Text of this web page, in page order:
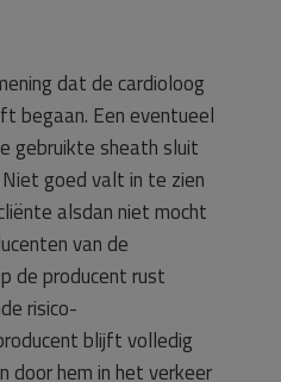
dat de cardioloog
begaan. Een eventueel
gebruikte sheath sluit
goed valt in te zien
alsdan niet mocht
van de
de producent rust
risico-
blijft volledig
door hem in het verkeer